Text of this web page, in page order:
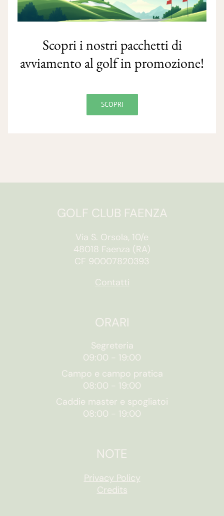
GOLF CLUB FAENZA
Via S. Orsola, 10/e
48018 Faenza (RA)
CF 90007820393
Contatti
ORARI
Segreteria
09:00 - 19:00
Campo e campo pratica
08:00 - 19:00
Caddie master e spogliatoi
08:00 - 19:00
NOTE
Privacy Policy
Credits
Scopri i nostri pacchetti di
avviamento al golf in promozione!
SCOPRI